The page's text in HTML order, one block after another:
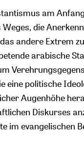
am
die
andere Extrem
arabische
eine politische
Augenhöhe
Diskurses
im evangelischen